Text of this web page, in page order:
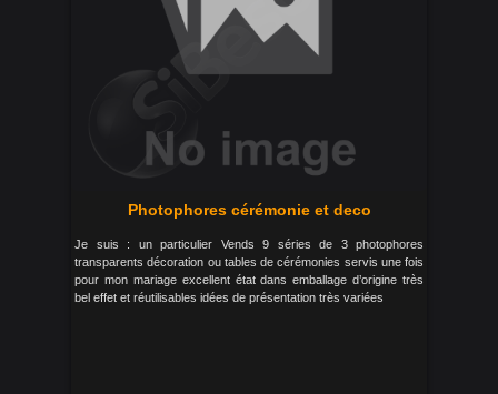
Photophores cérémonie et deco
Je suis : un particulier Vends 9 séries de 3 photophores
transparents décoration ou tables de cérémonies servis une fois
pour mon mariage excellent état dans emballage d’origine très
bel effet et réutilisables idées de présentation très variées